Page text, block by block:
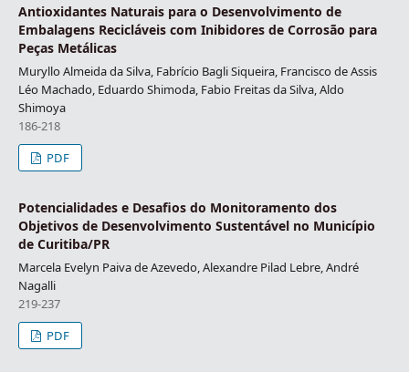
Antioxidantes Naturais para o Desenvolvimento de
Embalagens Recicláveis com Inibidores de Corrosão para
Peças Metálicas
Muryllo Almeida da Silva, Fabrício Bagli Siqueira, Francisco de Assis
Léo Machado, Eduardo Shimoda, Fabio Freitas da Silva, Aldo
Shimoya
186-218
PDF
Potencialidades e Desafios do Monitoramento dos
Objetivos de Desenvolvimento Sustentável no Município
de Curitiba/PR
Marcela Evelyn Paiva de Azevedo, Alexandre Pilad Lebre, André
Nagalli
219-237
PDF